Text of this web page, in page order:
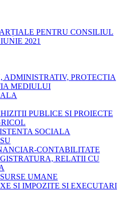
PENTRU CONSILIUL
2021
ADMINISTRATIV, PROTECTIA
MEDIULUI
PUBLICE SI PROIECTE
SOCIALA
CONTABILITATE
RELATII CU
UMANE
SI IMPOZITE SI EXECUTARI